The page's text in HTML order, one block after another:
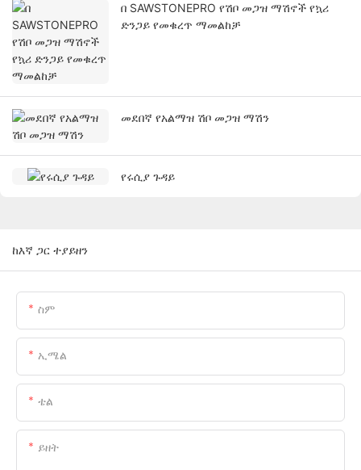
በ SAWSTONEPRO የሽቦ መጋዝ ማሽኖች የኳሪ
ድንጋይ የመቁረጥ ማመልከቻ
መደበኛ የአልማዝ ሽቦ መጋዝ ማሽን
የሩሲያ ጉዳይ
ከእኛ ጋር ተያይዘን
ስም
ኢሜል
ቴል
ይዘት